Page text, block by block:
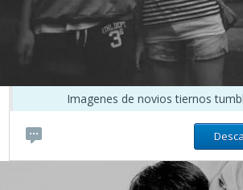
Imagenes de novios tiernos